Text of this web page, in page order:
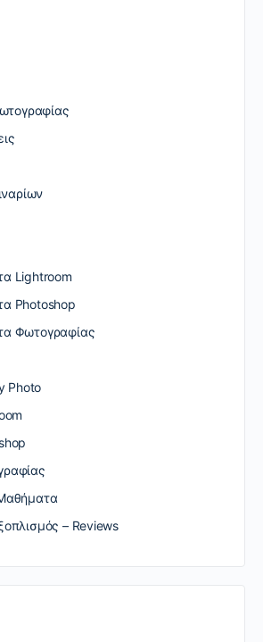
Lightroom
Photoshop
Φωτογραφίας
Photo
– Reviews